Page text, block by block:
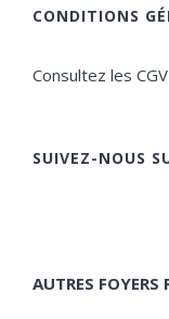
CONDITIONS
Consultez les CGV
SUIVEZ-NOUS
AUTRES FOYERS